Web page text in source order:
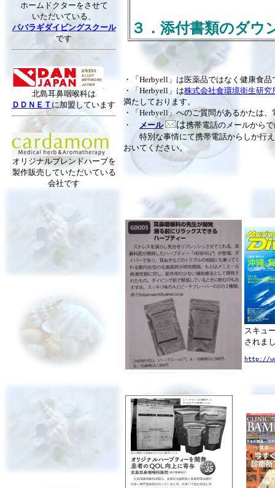
ホームドクターをさせて
いただいている、
パパラギダイビングスクール
です
北島耳鼻咽喉科は
ＤＤＮＥＴ に加盟しています
オリジナルブレンドハーブを
製作販売していただいている
会社です
３．添付書類のダウ
・「Herbyell」は医薬品ではなく健康食
・「Herbyell」は株式会社食環境衛生研究
満たしております。
・「Herbyell」へのご質問があるかたは
・ メール は携帯電話のメールから
特別な事情にて携帯電話からしか行え
おいてください。
スキュ
されま
http://